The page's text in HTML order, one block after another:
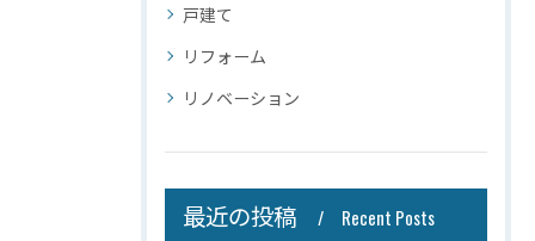
戸建て
リフォーム
リノベーション
最近の投稿 Recent Posts